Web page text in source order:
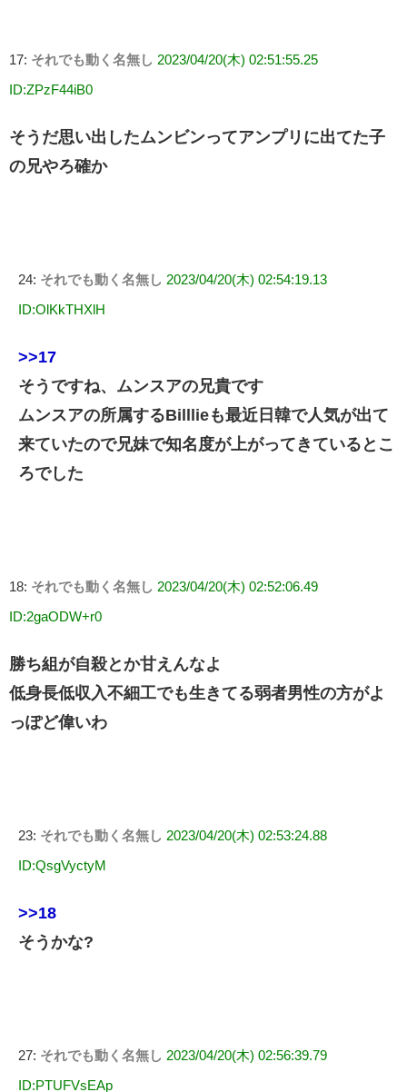
17: それでも動く名無し 2023/04/20(木) 02:51:55.25
ID:ZPzF44iB0
そうだ思い出したムンビンってアンプリに出てた子
の兄やろ確か
24: それでも動く名無し 2023/04/20(木) 02:54:19.13
ID:OlKkTHXlH
>>17
そうですね、ムンスアの兄貴です
ムンスアの所属するBilllieも最近日韓で人気が出て
来ていたので兄妹で知名度が上がってきているとこ
ろでした
18: それでも動く名無し 2023/04/20(木) 02:52:06.49
ID:2gaODW+r0
勝ち組が自殺とか甘えんなよ
低身長低収入不細工でも生きてる弱者男性の方がよ
っぽど偉いわ
23: それでも動く名無し 2023/04/20(木) 02:53:24.88
ID:QsgVyctyM
>>18
そうかな?
27: それでも動く名無し 2023/04/20(木) 02:56:39.79
ID:PTUFVsEAp